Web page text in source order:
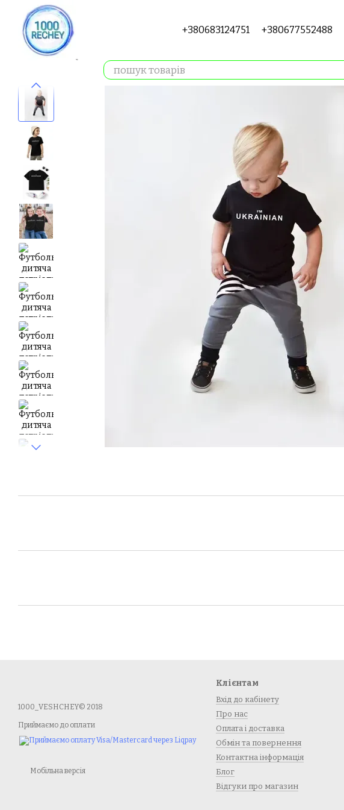
Перейти до основного контенту
+380683124751 +380677552488
1000_VESHCHEY© 2018
Приймаємо до оплати
Мобільна версія
Клієнтам
Вхід до кабінету
Про нас
Оплата і доставка
Обмін та повернення
Контактна інформація
Блог
Відгуки про магазин